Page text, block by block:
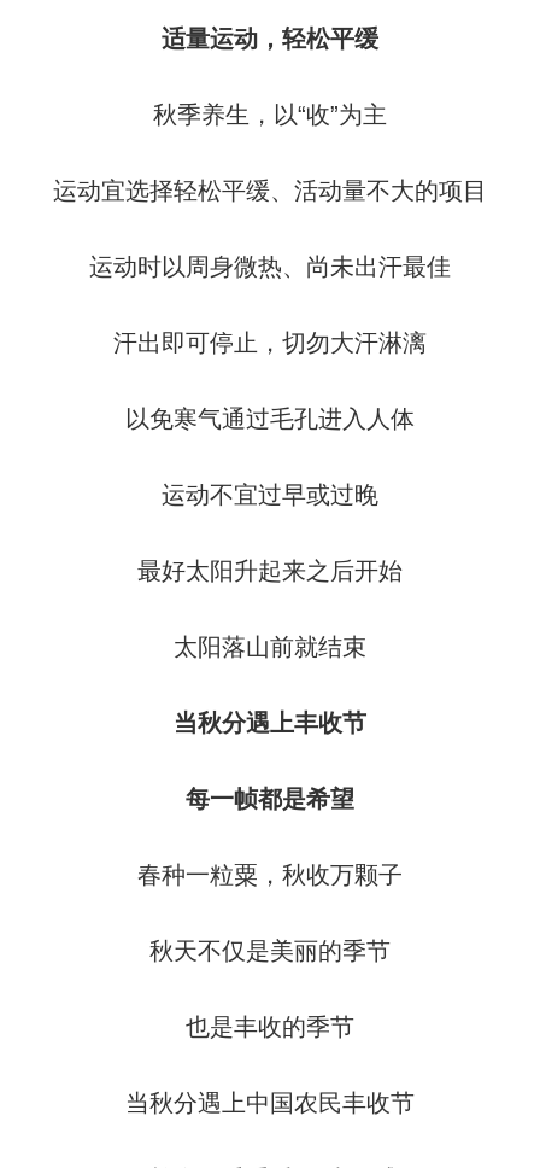
适量运动，轻松平缓
秋季养生，以“收”为主
运动宜选择轻松平缓、活动量不大的项目
运动时以周身微热、尚未出汗最佳
汗出即可停止，切勿大汗淋漓
以免寒气通过毛孔进入人体
运动不宜过早或过晚
最好太阳升起来之后开始
太阳落山前就结束
当秋分遇上丰收节
每一帧都是希望
春种一粒粟，秋收万颗子
秋天不仅是美丽的季节
也是丰收的季节
当秋分遇上中国农民丰收节